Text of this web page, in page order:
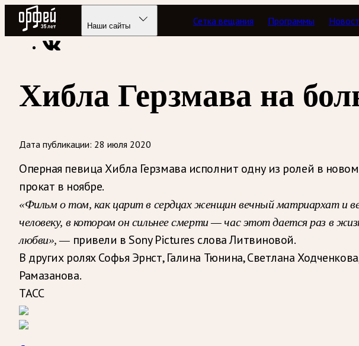
Радио Орфей
Наши сайты Сетка вещания Программы
Радио классической музыки «Орфей» Новости
Хибла Герзмава на
Дата публикации: 28 июля 2020
Оперная певица Хибла Герзмава исполнит одну из ролей в
прокат в ноябре.
«Фильм о том, как царит в сердцах женщин вечный матриархат и
человеку, в котором он сильнее смерти — час этот дается раз в
любви», — привели в Sony Pictures слова Литвиновой.
В других ролях Софья Эрнст, Галина Тюнина, Светлана
Рамазанова.
ТАСС